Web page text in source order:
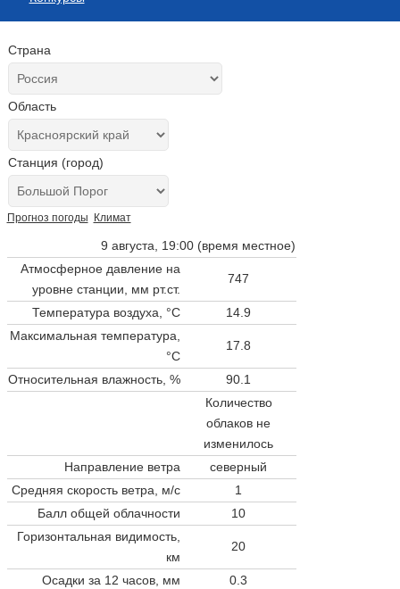
Страна
Область
Станция (город)
Прогноз погоды Климат
9 августа, 19:00 (время местное)
Атмосферное давление на
уровне станции, мм рт.ст.
747
Температура воздуха, °C
14.9
Максимальная температура,
°C
17.8
Относительная влажность, %
90.1
Количество
облаков не
изменилось
Направление ветра
северный
Средняя скорость ветра, м/с
1
Балл общей облачности
10
Горизонтальная видимость,
км
20
Осадки за 12 часов, мм 0.3